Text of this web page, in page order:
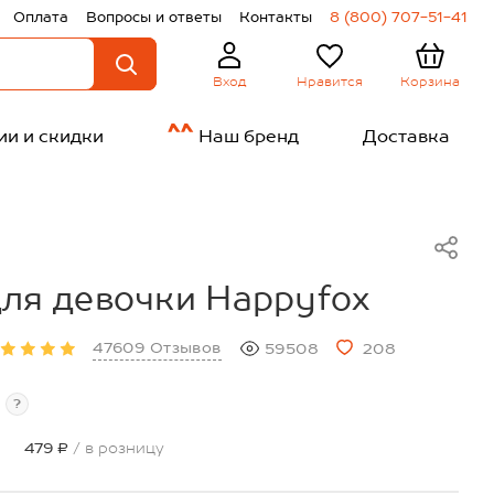
Оплата Вопросы и ответы Контакты 8 (800) 707-51-41
Вход Нравится Корзина
и скидки Наш бренд Доставка
девочки Happyfox
47609 Отзывов 59508 208
?
479 ₽ / в розницу